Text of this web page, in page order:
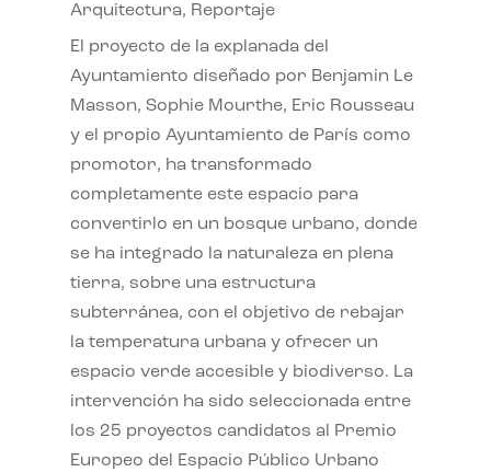
Arquitectura, Reportaje
El proyecto de la explanada del
Ayuntamiento diseñado por Benjamin Le
Masson, Sophie Mourthe, Eric Rousseau
y el propio Ayuntamiento de París como
promotor, ha transformado
completamente este espacio para
convertirlo en un bosque urbano, donde
se ha integrado la naturaleza en plena
tierra, sobre una estructura
subterránea, con el objetivo de rebajar
la temperatura urbana y ofrecer un
espacio verde accesible y biodiverso. La
intervención ha sido seleccionada entre
los 25 proyectos candidatos al Premio
Europeo del Espacio Público Urbano